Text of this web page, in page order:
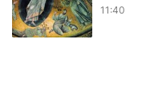
11:40